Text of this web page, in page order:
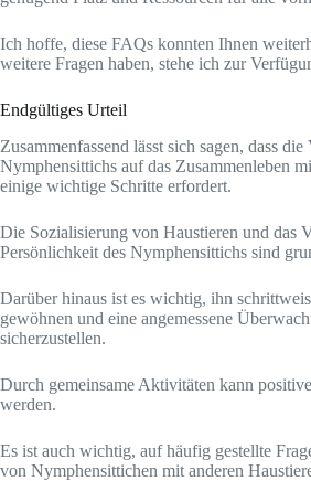
Ich hoffe, diese FAQs konnten Ihnen
weitere Fragen haben, stehe ich zur
Endgültiges Urteil
Zusammenfassend lässt sich sagen, dass
Nymphensittichs auf das Zusammenleben
einige wichtige Schritte erfordert.
Die Sozialisierung von Haustieren und das
Persönlichkeit des Nymphensittichs sind
Darüber hinaus ist es wichtig, ihn
gewöhnen und eine angemessene
sicherzustellen.
Durch gemeinsame Aktivitäten kann
werden.
Es ist auch wichtig, auf häufig gestellte
von Nymphensittichen mit anderen